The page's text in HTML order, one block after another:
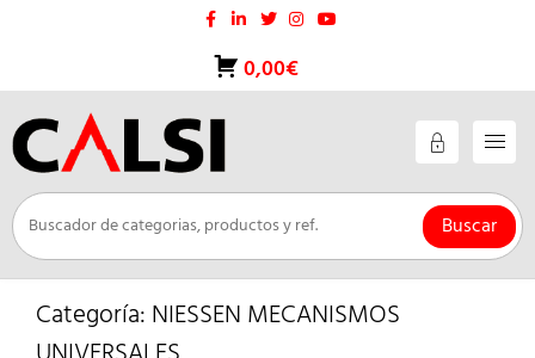
0,00€
Buscar
Categoría: NIESSEN MECANISMOS